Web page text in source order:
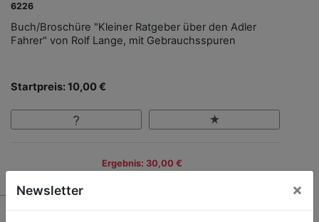
6226
Buch/Broschüre "Kleiner Ratgeber über den Adler
Fahrer" von Rolf Lange, mit Gebrauchsspuren
Startpreis: 10,00 €
Ergebnis: 30,00 €
Newsletter ×